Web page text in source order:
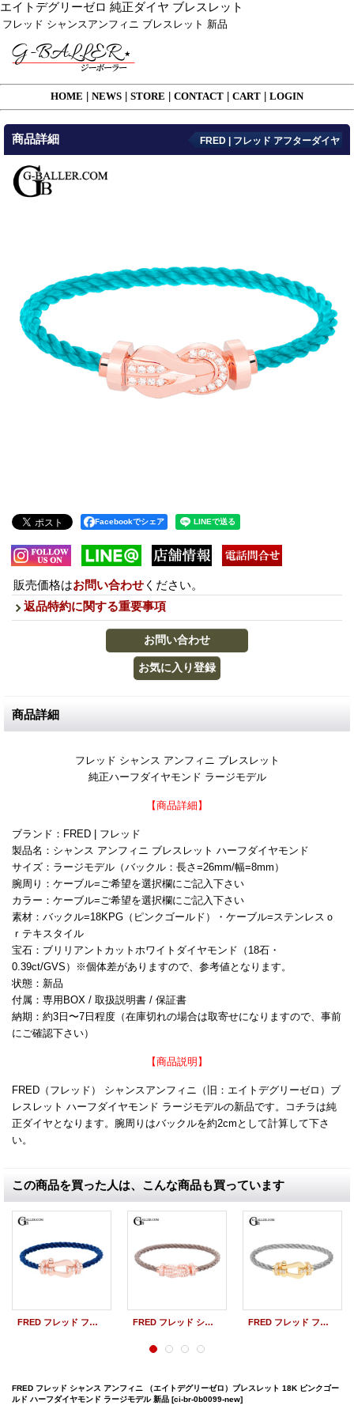
エイトデグリーゼロ 純正ダイヤ ブレスレット
フレッド シャンスアンフィニ ブレスレット 新品
HOME NEWS STORE CONTACT CART LOGIN
商品詳細 FRED | フレッド アフターダイヤ
Facebookでシェア
販売価格はお問い合わせ ください。
返品特約に関する重要事項
商品詳細
フレッド シャンス アンフィニ ブレスレット
純正ハーフダイヤモンド ラージモデル
【商品詳細】
ブランド：FRED | フレッド
製品名：シャンス アンフィニ ブレスレット ハーフダイヤモンド
サイズ：ラージモデル（バックル：長さ=26mm/幅=8mm）
腕周り：ケーブル=ご希望を選択欄にご記入下さい
カラー：ケーブル=ご希望を選択欄にご記入下さい
素材：バックル=18KPG（ピンクゴールド）・ケーブル=ステンレスｏ
ｒテキスタイル
宝石：ブリリアントカットホワイトダイヤモンド（18石・
0.39ct/GVS）※個体差がありますので、参考値となります。
状態：新品
付属：専用BOX / 取扱説明書 / 保証書
納期：約3日〜7日程度（在庫切れの場合は取寄せになりますので、事前
にご確認下さい）
【商品説明】
FRED（フレッド） シャンスアンフィニ（旧：エイトデグリーゼロ）ブ
レスレット ハーフダイヤモンド ラージモデルの新品です。コチラは純
正ダイヤとなります。腕周りはバックルを約2cmとして計算して下さ
い。
この商品を買った人は、こんな商品も買っています
FRED フレッド フォース10 ブレスレット 18K ピンクゴールド ハーフダイヤ ラージモデル 新品 FRED フレッド シャンス アンフィニ （エイトデグリーゼロ）ブレスレット 18K ピンクゴールド パヴェダイヤ ラージモデル 新品 FRED フレッド フォース10 ブレスレット 18K イエローゴールド ハーフダイヤ ラージモデル 新品
FRED フレッド シャンス アンフィニ （エイトデグリーゼロ）ブレスレット 18K ピンクゴー
ルド ハーフダイヤモンド ラージモデル 新品 [ci-br-0b0099-new]